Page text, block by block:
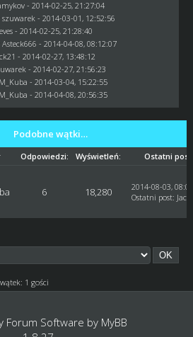
- 2014-02-25, 21:27:04
szuwarek- 2014-03-01, 12:52:56
- 2014-02-25, 21:28:40
- 2014-04-08, 08:12:07
- 2014-02-27, 13:48:12
- 2014-02-27, 21:56:23
- 2014-03-04, 15:22:55
- 2014-04-08, 20:56:35
Podobne wątki…
Odpowiedzi: Wyświetleń: Ostatni post
6 18,280
2014-08-03,
Ostatni post:
1 gości
Forum Software by MyBB